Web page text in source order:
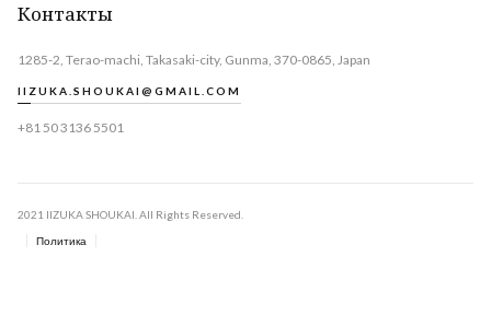
Контакты
1285-2, Terao-machi, Takasaki-city, Gunma, 370-0865, Japan
IIZUKA.SHOUKAI@GMAIL.COM
+81 50 3136 5501
2021 IIZUKA SHOUKAI. All Rights Reserved.
Политика